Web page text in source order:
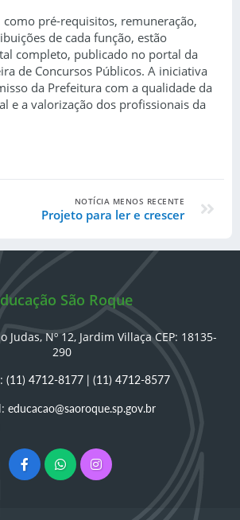
pré-requisitos, remuneração,
de cada função, estão
completo, publicado no portal da
de Concursos Públicos. A iniciativa
da Prefeitura com a qualidade da
e a valorização dos profissionais da
NOTÍCIA MENOS RECENTE
Projeto para ler e crescer
São Roque
Judas, Nº 12, Jardim Villaça CEP: 18135-
290
(11) 4712-8177 | (11) 4712-8577
educacao@saoroque.sp.gov.br